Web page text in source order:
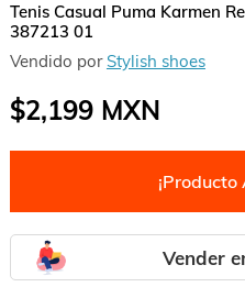
Tenis Casual Puma Karmen
387213 01
Vendido por Stylish shoes
$2,199MXN
¡Producto
Vender